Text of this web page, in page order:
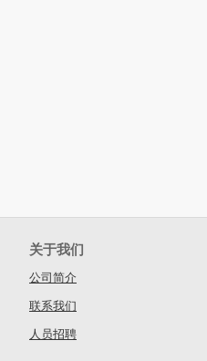
关于我们
公司简介
联系我们
人员招聘